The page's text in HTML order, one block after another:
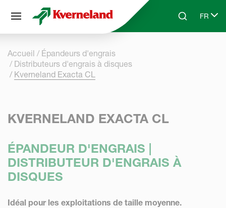
Skip to main contentSearchFR
Select
Accueil
Épandeurs d'engrais
Distributeurs d'engrais à disques
Kverneland Exacta CL
KVERNELAND EXACTA CL
ÉPANDEUR D'ENGRAIS |
DISTRIBUTEUR D'ENGRAIS À
DISQUES
Idéal pour les exploitations de taille moyenne.
Panneau de gestion des cookies